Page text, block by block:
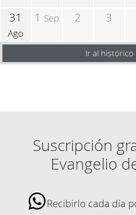
31
Ago
1 Sep 2 3
Ir al histórico
Suscripción
Evangelio
Recibirlo cada día